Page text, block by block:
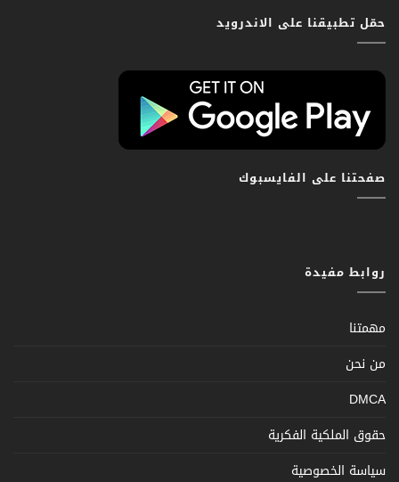
حمّل تطبيقنا على الاندرويد
صفحتنا على الفايسبوك
روابط مفيدة
مهمتنا
من نحن
DMCA
حقوق الملكية الفكرية
سياسة الخصوصية